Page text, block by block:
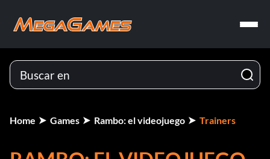
Home Games Rambo: el videojuego Trainers